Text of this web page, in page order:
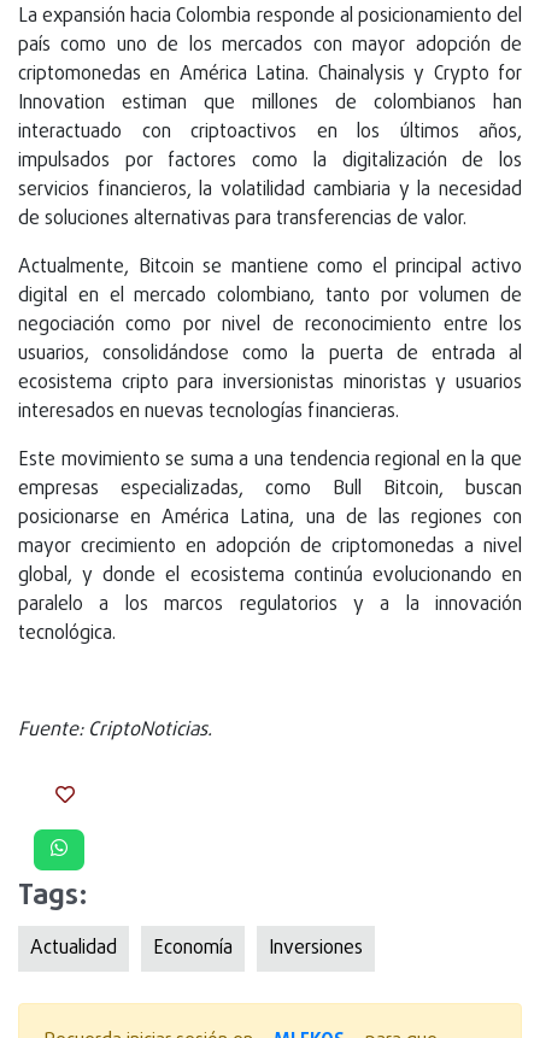
La expansión hacia Colombia responde al posicionamiento del
país como uno de los mercados con mayor adopción de
criptomonedas en América Latina. Chainalysis y Crypto for
Innovation estiman que millones de colombianos han
interactuado con criptoactivos en los últimos años,
impulsados por factores como la digitalización de los
servicios financieros, la volatilidad cambiaria y la necesidad
de soluciones alternativas para transferencias de valor.
Actualmente, Bitcoin se mantiene como el principal activo
digital en el mercado colombiano, tanto por volumen de
negociación como por nivel de reconocimiento entre los
usuarios, consolidándose como la puerta de entrada al
ecosistema cripto para inversionistas minoristas y usuarios
interesados en nuevas tecnologías financieras.
Este movimiento se suma a una tendencia regional en la que
empresas especializadas, como Bull Bitcoin, buscan
posicionarse en América Latina, una de las regiones con
mayor crecimiento en adopción de criptomonedas a nivel
global, y donde el ecosistema continúa evolucionando en
paralelo a los marcos regulatorios y a la innovación
tecnológica.
Fuente: CriptoNoticias.
Tags:
Actualidad Economía Inversiones